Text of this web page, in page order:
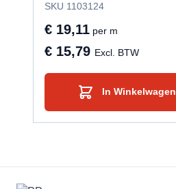
SKU 1103124
€ 19,11 per m
€ 15,79 Excl. BTW
In Winkelwagen